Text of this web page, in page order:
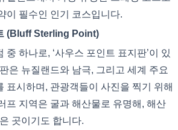
이 필수인 인기 코스입니다.
(Bluff Sterling Point)
중 하나로, ‘사우스 포인트 표지판’이 있
은 뉴질랜드와 남극, 그리고 세계 주요
표시하며, 관광객들이 사진을 찍기 위해
프 지역은 굴과 해산물로 유명해, 해산
곳이기도 합니다.